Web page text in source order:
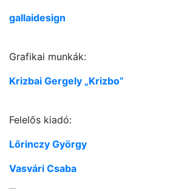
gallaidesign
Grafikai munkák:
Krizbai Gergely „Krizbo”
Felelős kiadó:
Lőrinczy György
Vasvári Csaba